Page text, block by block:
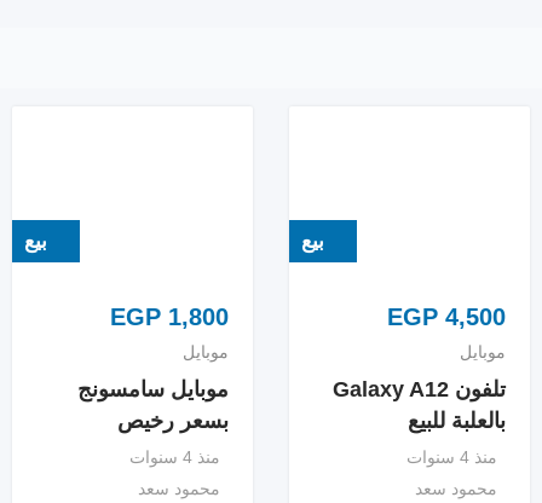
بيع
EGP 4,500
موبايل
تلفون Galaxy A12
بالعلبة للبيع
منذ 4 سنوات
محمود سعد
بيع
EGP 1,800
موبايل
موبايل سامسونج
بسعر رخيص
منذ 4 سنوات
محمود سعد